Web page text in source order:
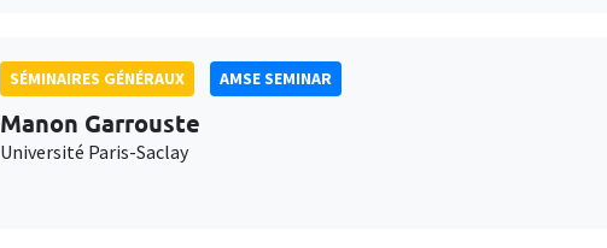
SÉMINAIRES GÉNÉRAUX AMSE SEMINAR
Manon Garrouste
Université Paris-Saclay